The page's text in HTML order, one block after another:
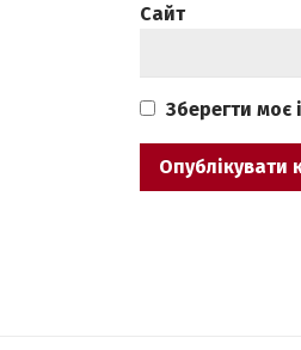
Сайт
Зберегти моє